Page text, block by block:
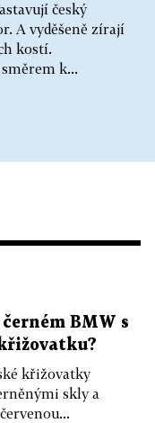
český
A vyděšeně zírají
kostí.
k...
BMW s
křižovatky
skly a